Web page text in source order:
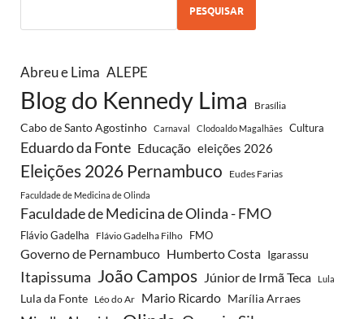
PESQUISAR
Abreu e Lima ALEPE
Blog do Kennedy Lima Brasília
Cabo de Santo Agostinho Carnaval Clodoaldo Magalhães Cultura
Eduardo da Fonte Educação eleições 2026
Eleições 2026 Pernambuco Eudes Farias
Faculdade de Medicina de Olinda
Faculdade de Medicina de Olinda - FMO
Flávio Gadelha Flávio Gadelha Filho FMO
Governo de Pernambuco Humberto Costa Igarassu
Itapissuma João Campos Júnior de Irmã Teca Lula
Lula da Fonte Léo do Ar Mario Ricardo Marília Arraes